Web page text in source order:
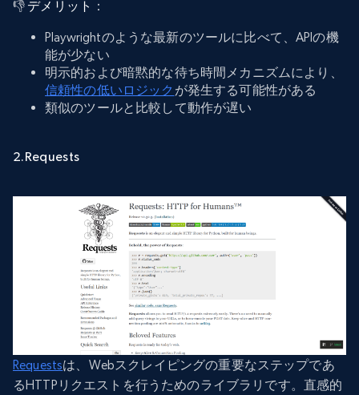
👎 デメリット ：
Playwrightのような最新のツールに比べて、APIの機
能が少ない
明示的および暗黙的な待ち時間メカニズムにより、
信頼性の低いロジック が発生する可能性がある
類似のツールと比較して動作が遅い
2.Requests
Requestsは、Webスクレイピングの重要なステップであ
るHTTPリクエストを行うためのライブラリです。直感的